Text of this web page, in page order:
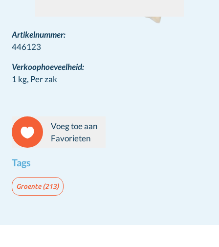
Artikelnummer:
446123
Verkoophoeveelheid:
1 kg, Per zak
Voeg toe aan
Favorieten
Tags
Groente(213)